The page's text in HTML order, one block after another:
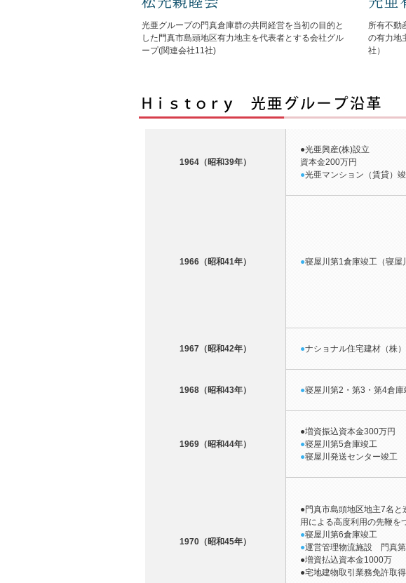
光亜グループの門真倉庫群の共同経営を当初の目的と
した門真市島頭地区有力地主を代表者とする会社グル
ープ(関連会社11社)
所有不動
の有力地
社）
1964（昭和39年）
●光亜興産(株)設立
資本金200万円
●光亜マンション（賃貸）
1966（昭和41年） ●寝屋川第1倉庫竣工（寝屋
1967（昭和42年） ●ナショナル住宅建材（株
1968（昭和43年） ●寝屋川第2・第3・第4倉庫
1969（昭和44年）
●増資振込資本金300万円
●寝屋川第5倉庫竣工
●寝屋川発送センター竣工
1970（昭和45年）
●門真市島頭地区地主7名と
用による高度利用の先鞭を
●寝屋川第6倉庫竣工
●運営管理物流施設 門真
●増資払込資本金1000万
●宅地建物取引業務免許取